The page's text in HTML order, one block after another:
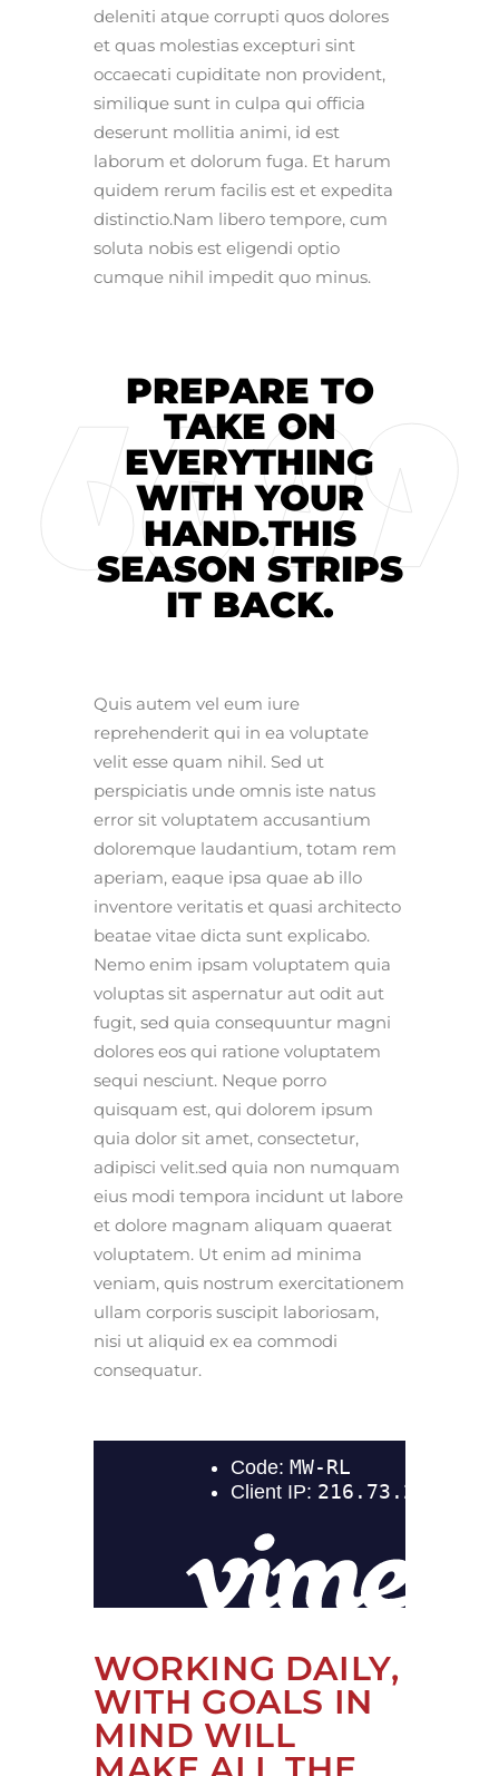
deleniti atque corrupti quos dolores
et quas molestias excepturi sint
occaecati cupiditate non provident,
similique sunt in culpa qui officia
deserunt mollitia animi, id est
laborum et dolorum fuga. Et harum
quidem rerum facilis est et expedita
distinctio.Nam libero tempore, cum
soluta nobis est eligendi optio
cumque nihil impedit quo minus.
PREPARE TO
TAKE ON
EVERYTHING
WITH YOUR
HAND.THIS
SEASON STRIPS
IT BACK.
Quis autem vel eum iure
reprehenderit qui in ea voluptate
velit esse quam nihil. Sed ut
perspiciatis unde omnis iste natus
error sit voluptatem accusantium
doloremque laudantium, totam rem
aperiam, eaque ipsa quae ab illo
inventore veritatis et quasi architecto
beatae vitae dicta sunt explicabo.
Nemo enim ipsam voluptatem quia
voluptas sit aspernatur aut odit aut
fugit, sed quia consequuntur magni
dolores eos qui ratione voluptatem
sequi nesciunt. Neque porro
quisquam est, qui dolorem ipsum
quia dolor sit amet, consectetur,
adipisci velit.sed quia non numquam
eius modi tempora incidunt ut labore
et dolore magnam aliquam quaerat
voluptatem. Ut enim ad minima
veniam, quis nostrum exercitationem
ullam corporis suscipit laboriosam,
nisi ut aliquid ex ea commodi
consequatur.
WORKING DAILY,
WITH GOALS IN
MIND WILL